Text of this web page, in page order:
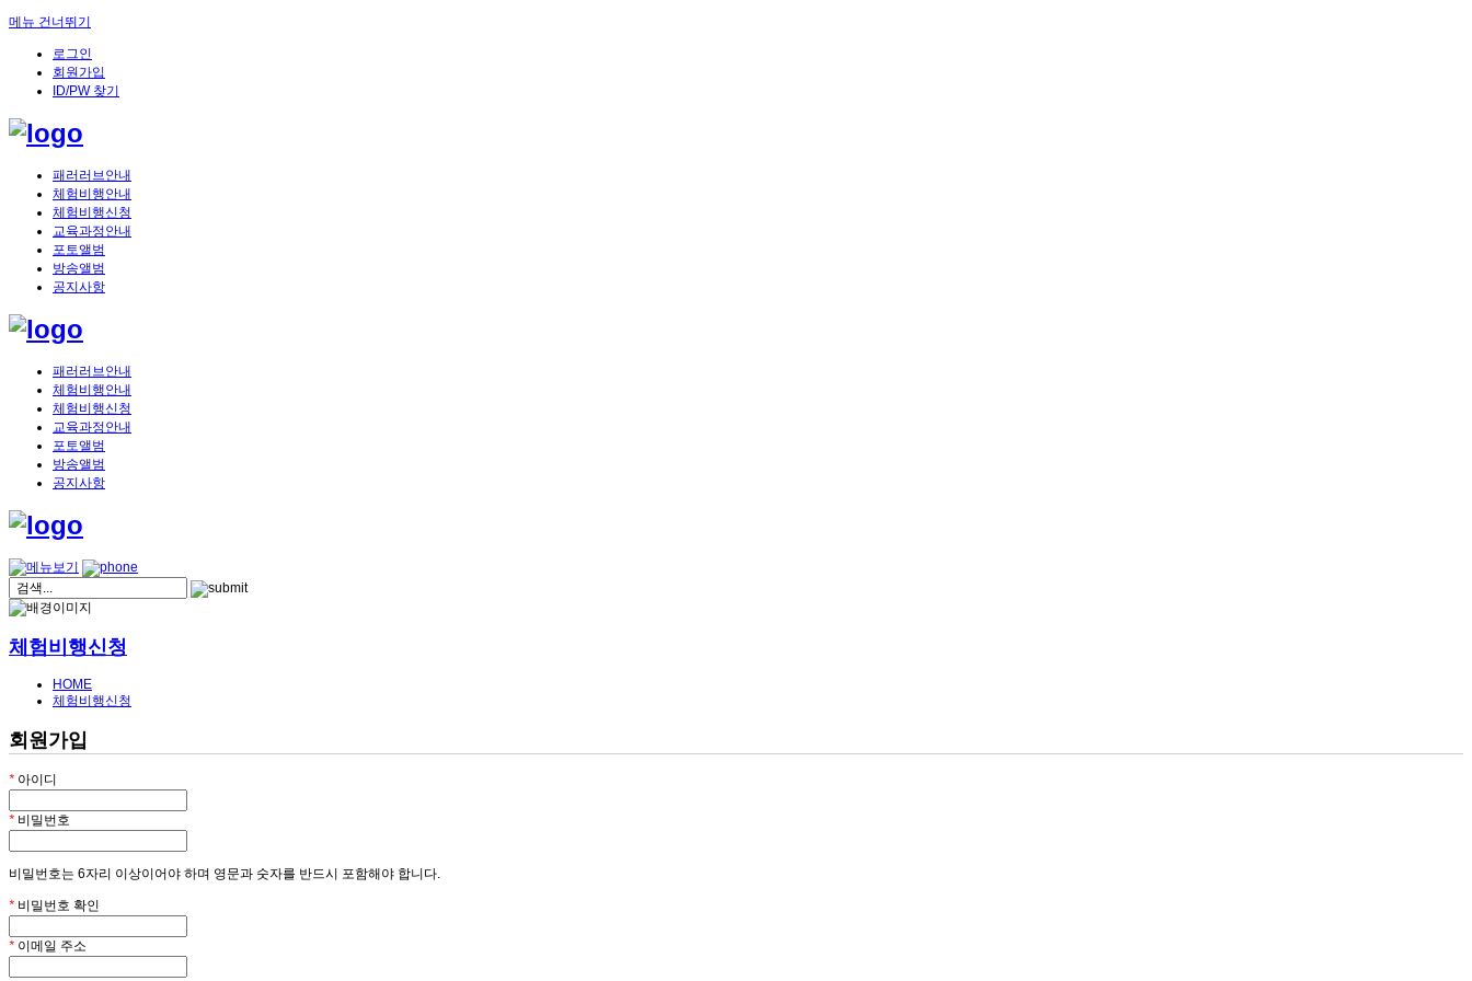
메뉴 건너뛰기
로그인
회원가입
ID/PW 찾기
패러러브안내
체험비행안내
체험비행신청
교육과정안내
포토앨범
방송앨범
공지사항
패러러브안내
체험비행안내
체험비행신청
교육과정안내
포토앨범
방송앨범
공지사항
체험비행신청
HOME
체험비행신청
회원가입
* 아이디
* 비밀번호
비밀번호는 6자리 이상이어야 하며 영문과 숫자를 반드시 포함해야 합니다.
* 비밀번호 확인
* 이메일 주소